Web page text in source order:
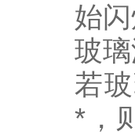
始
玻
若
*，